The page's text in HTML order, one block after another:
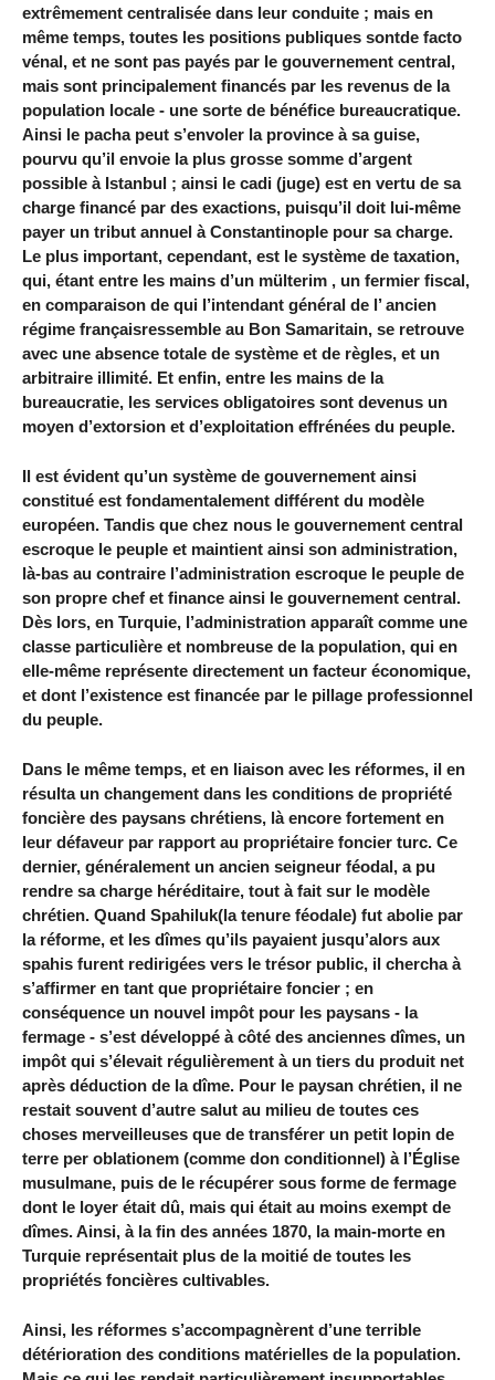
extrêmement centralisée dans leur conduite ; mais en
même temps, toutes les positions publiques sontde facto
vénal, et ne sont pas payés par le gouvernement central,
mais sont principalement financés par les revenus de la
population locale - une sorte de bénéfice bureaucratique.
Ainsi le pacha peut s’envoler la province à sa guise,
pourvu qu’il envoie la plus grosse somme d’argent
possible à Istanbul ; ainsi le cadi (juge) est en vertu de sa
charge financé par des exactions, puisqu’il doit lui-même
payer un tribut annuel à Constantinople pour sa charge.
Le plus important, cependant, est le système de taxation,
qui, étant entre les mains d’un mülterim , un fermier fiscal,
en comparaison de qui l’intendant général de l’ ancien
régime françaisressemble au Bon Samaritain, se retrouve
avec une absence totale de système et de règles, et un
arbitraire illimité. Et enfin, entre les mains de la
bureaucratie, les services obligatoires sont devenus un
moyen d’extorsion et d’exploitation effrénées du peuple.
Il est évident qu’un système de gouvernement ainsi
constitué est fondamentalement différent du modèle
européen. Tandis que chez nous le gouvernement central
escroque le peuple et maintient ainsi son administration,
là-bas au contraire l’administration escroque le peuple de
son propre chef et finance ainsi le gouvernement central.
Dès lors, en Turquie, l’administration apparaît comme une
classe particulière et nombreuse de la population, qui en
elle-même représente directement un facteur économique,
et dont l’existence est financée par le pillage professionnel
du peuple.
Dans le même temps, et en liaison avec les réformes, il en
résulta un changement dans les conditions de propriété
foncière des paysans chrétiens, là encore fortement en
leur défaveur par rapport au propriétaire foncier turc. Ce
dernier, généralement un ancien seigneur féodal, a pu
rendre sa charge héréditaire, tout à fait sur le modèle
chrétien. Quand Spahiluk(la tenure féodale) fut abolie par
la réforme, et les dîmes qu’ils payaient jusqu’alors aux
spahis furent redirigées vers le trésor public, il chercha à
s’affirmer en tant que propriétaire foncier ; en
conséquence un nouvel impôt pour les paysans - la
fermage - s’est développé à côté des anciennes dîmes, un
impôt qui s’élevait régulièrement à un tiers du produit net
après déduction de la dîme. Pour le paysan chrétien, il ne
restait souvent d’autre salut au milieu de toutes ces
choses merveilleuses que de transférer un petit lopin de
terre per oblationem (comme don conditionnel) à l’Église
musulmane, puis de le récupérer sous forme de fermage
dont le loyer était dû, mais qui était au moins exempt de
dîmes. Ainsi, à la fin des années 1870, la main-morte en
Turquie représentait plus de la moitié de toutes les
propriétés foncières cultivables.
Ainsi, les réformes s’accompagnèrent d’une terrible
détérioration des conditions matérielles de la population.